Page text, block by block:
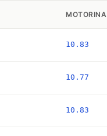
MOTORINA
10.83
10.77
10.83